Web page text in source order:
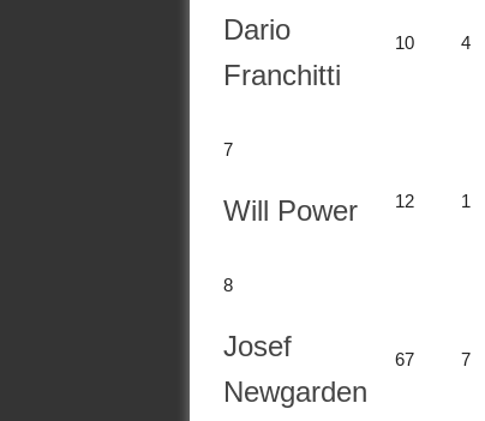
Dario
Franchitti
10 4
7
Will Power 12 1
8
Josef
Newgarden
67 7